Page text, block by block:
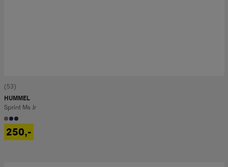
(53)
HUMMEL
Sprint Ms Jr
250,-